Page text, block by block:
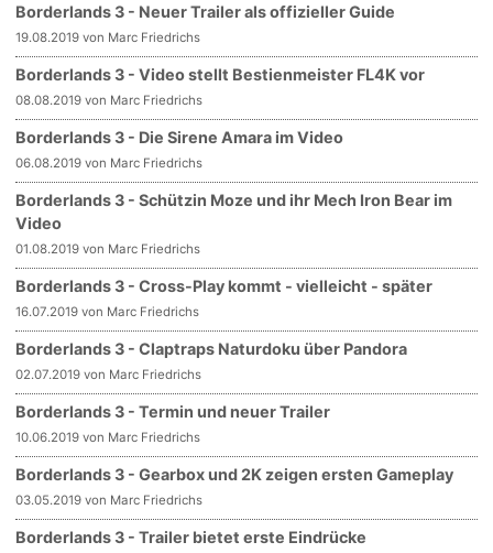
Borderlands 3 - Neuer Trailer als offizieller Guide
19.08.2019 von Marc Friedrichs
Borderlands 3 - Video stellt Bestienmeister FL4K vor
08.08.2019 von Marc Friedrichs
Borderlands 3 - Die Sirene Amara im Video
06.08.2019 von Marc Friedrichs
Borderlands 3 - Schützin Moze und ihr Mech Iron Bear im
Video
01.08.2019 von Marc Friedrichs
Borderlands 3 - Cross-Play kommt - vielleicht - später
16.07.2019 von Marc Friedrichs
Borderlands 3 - Claptraps Naturdoku über Pandora
02.07.2019 von Marc Friedrichs
Borderlands 3 - Termin und neuer Trailer
10.06.2019 von Marc Friedrichs
Borderlands 3 - Gearbox und 2K zeigen ersten Gameplay
03.05.2019 von Marc Friedrichs
Borderlands 3 - Trailer bietet erste Eindrücke